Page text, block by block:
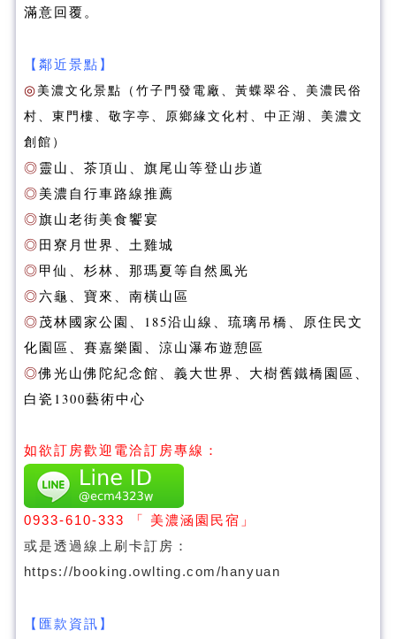
滿意回覆。
【鄰近景點】
◎美濃文化景點（竹子門發電廠、黃蝶翠谷、美濃民俗
村、東門樓、敬字亭、原鄉緣文化村、中正湖、美濃文
創館）
◎靈山、茶頂山、旗尾山等登山步道
◎美濃自行車路線推薦
◎旗山老街美食饗宴
◎田寮月世界、土雞城
◎甲仙、杉林、那瑪夏等自然風光
◎六龜、寶來、南橫山區
◎茂林國家公園、185沿山線、琉璃吊橋、原住民文
化園區、賽嘉樂園、涼山瀑布遊憩區
◎佛光山佛陀紀念館、義大世界、大樹舊鐵橋園區、
白瓷1300藝術中心
如欲訂房歡迎電洽訂房專線：
0933-610-333
「 美濃涵園民宿」
或是透過線上刷卡訂房：
https://booking.owlting.com/hanyuan
【匯款資訊】